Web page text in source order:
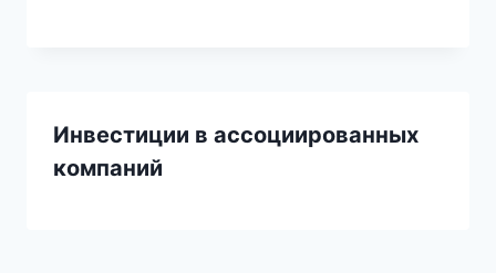
Инвестиции в ассоциированных
компаний